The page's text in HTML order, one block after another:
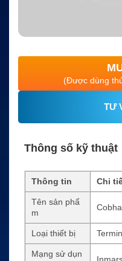
(Được dùng
TƯ
Thông số kỹ thuật
Thông tin Chi
Tên sản phẩ
m
Loại thiết bị
Mạng sử dụn